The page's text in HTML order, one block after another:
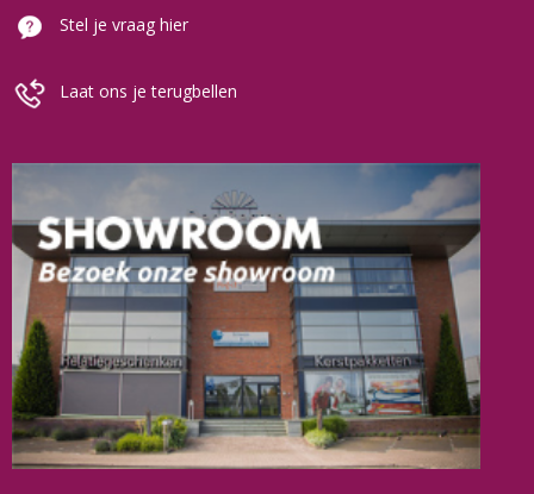
Stel je vraag hier
Laat ons je terugbellen